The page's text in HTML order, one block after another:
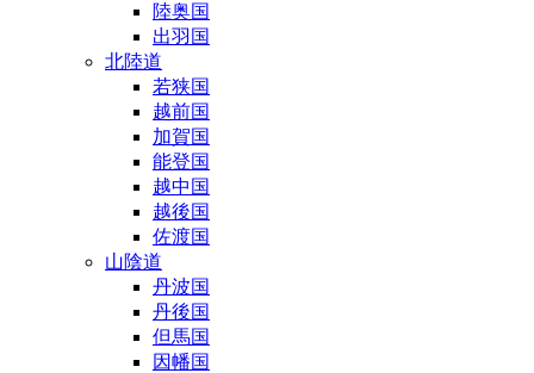
陸奥国
出羽国
北陸道
若狭国
越前国
加賀国
能登国
越中国
越後国
佐渡国
山陰道
丹波国
丹後国
但馬国
因幡国